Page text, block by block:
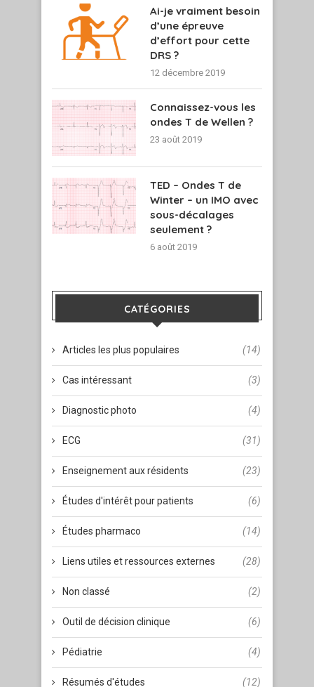
Ai-je vraiment besoin
d’une épreuve
d’effort pour cette
DRS ?
12 décembre 2019
Connaissez-vous les
ondes T de Wellen ?
23 août 2019
TED – Ondes T de
Winter – un IMO avec
sous-décalages
seulement ?
6 août 2019
CATÉGORIES
Articles les plus populaires (14)
Cas intéressant (3)
Diagnostic photo (4)
ECG (31)
Enseignement aux résidents (23)
Études d'intérêt pour patients (6)
Études pharmaco (14)
Liens utiles et ressources externes (28)
Non classé (2)
Outil de décision clinique (6)
Pédiatrie (4)
Résumés d'études (12)